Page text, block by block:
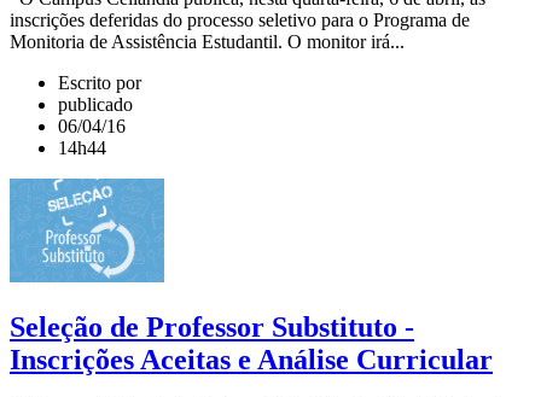
inscrições deferidas do processo seletivo para o Programa de
Monitoria de Assistência Estudantil. O monitor irá...
Escrito por
publicado
06/04/16
14h44
Seleção de Professor Substituto -
Inscrições Aceitas e Análise Curricular